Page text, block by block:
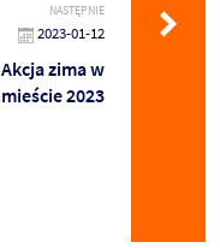
NASTĘPNIE
2023-01-12
Akcja zima w
mieście 2023